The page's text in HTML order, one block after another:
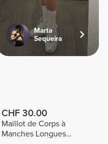
Marta
Sequeira
CHF 30.00
Maillot de Corps à
Manches Longues